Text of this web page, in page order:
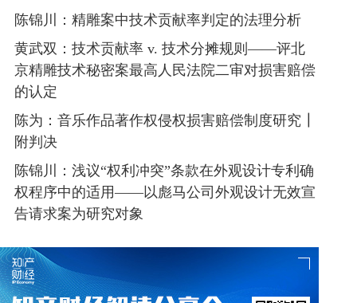
陈锦川：精雕案中技术贡献率判定的法理分析
黄武双：技术贡献率 v. 技术分摊规则——评北
京精雕技术秘密案最高人民法院二审对损害赔偿
的认定
陈为：音乐作品著作权侵权损害赔偿制度研究┃
附判决
陈锦川：浅议“权利冲突”条款在外观设计专利确
权程序中的适用——以彪马公司外观设计无效宣
告请求案为研究对象